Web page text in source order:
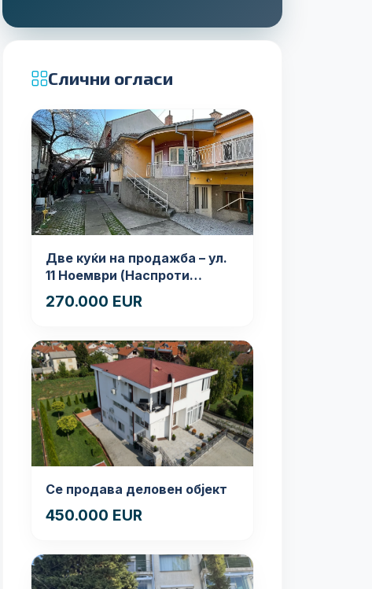
Слични огласи
Две куќи на продажба – ул.
11 Ноември (Наспроти
Селман Туризам)
270.000 EUR
Се продава деловен објект
450.000 EUR